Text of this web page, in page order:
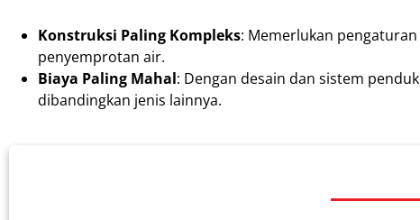
Konstruksi Paling Kompleks: Memerlukan
penyemprotan air.
Biaya Paling Mahal: Dengan desain dan sistem
dibandingkan jenis lainnya.